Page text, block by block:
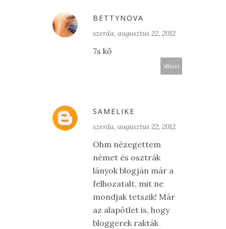
BETTYNOVA
szerda, augusztus 22, 2012
7s kő
Válasz
SAMELIKE
szerda, augusztus 22, 2012
Ohm nézegettem
német és osztrák
lányok blogján már a
felhozatalt, mit ne
mondjak tetszik! Már
az alapötlet is, hogy
bloggerek rakták